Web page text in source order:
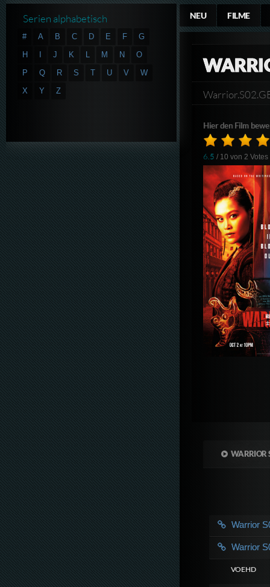
NEU FILME
Hier den Film
6.5 / 10 von2 Votes
WARRIOR
Warrior
Warrior
VOE HD
Serien alphabetisch
# A B C D E F
G
H
I J K L M N
O
P
Q R S T U V
W
X
Y Z